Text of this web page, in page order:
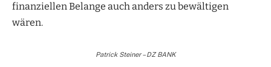
finanziellen Belange auch anders zu bewältigen
wären.
Patrick Steiner – DZ BANK